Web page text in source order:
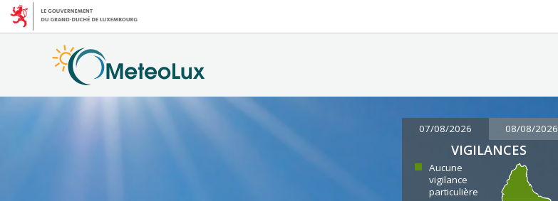
07/08/2026 08/08/2026
VIGILANCES
Aucune
vigilance
particulière